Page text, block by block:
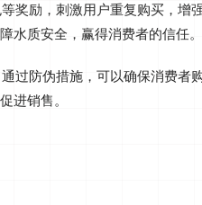
奖励，刺激用户重复购买，增
质安全，赢得消费者的信任‌。
过防伪措施，可以确保消费者
进销售‌。‌